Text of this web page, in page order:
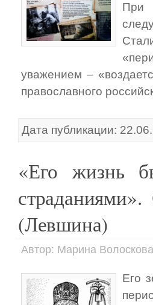
При
уважением –
православного
Дата публикации:
«Его жизнь
(Левшина)
Автор: Марина
Его